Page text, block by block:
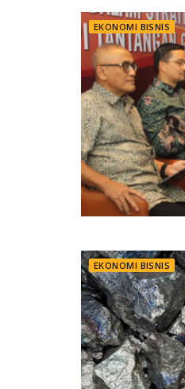
EKONOMI BISNIS
EKONOMI BISNIS